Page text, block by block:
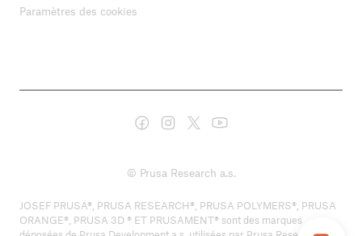
Paramètres des cookies
© Prusa Research a.s.
JOSEF PRUSA®, PRUSA RESEARCH®, PRUSA POLYMERS®, PRUSA
ORANGE®, PRUSA 3D ® ET PRUSAMENT® sont des marques